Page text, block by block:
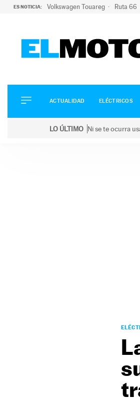
ES NOTICIA: Volkswagen Touareg Ruta 66
ELÉCTRICOS
CONDUCIR
ACTUALIDAD ELÉCTRICOS
LO ÚLTIMO Ni se te ocurra